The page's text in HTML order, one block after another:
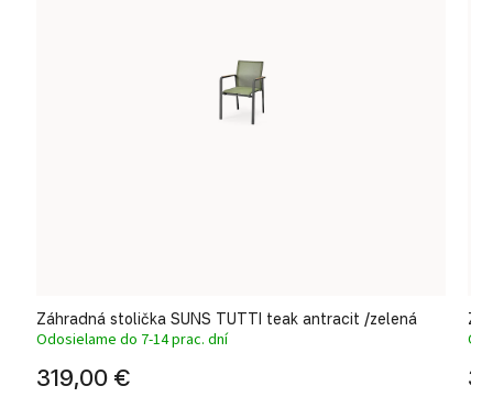
Záhradná stolička SUNS TUTTI teak antracit /zelená
Odosielame do 7-14 prac. dní
319,00 €